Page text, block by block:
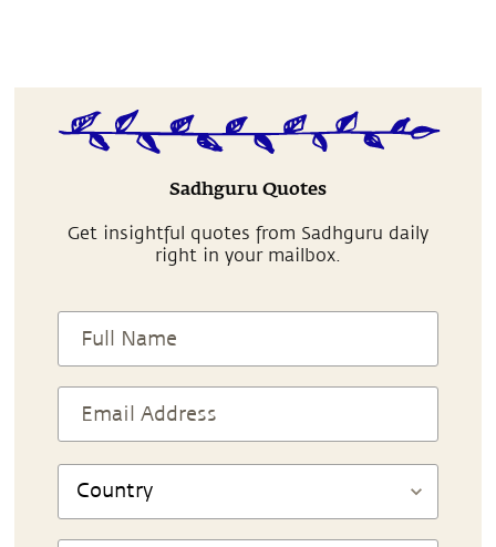
Sadhguru Quotes
Get insightful quotes from Sadhguru daily
right in your mailbox.